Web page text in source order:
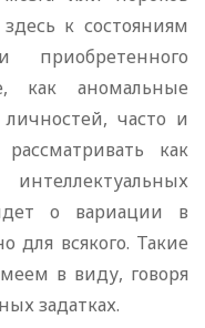
к состояниям
приобретенного
как аномальные
часто и
как
о вариации в
для всякого. Такие
в виду, говоря
задатках.